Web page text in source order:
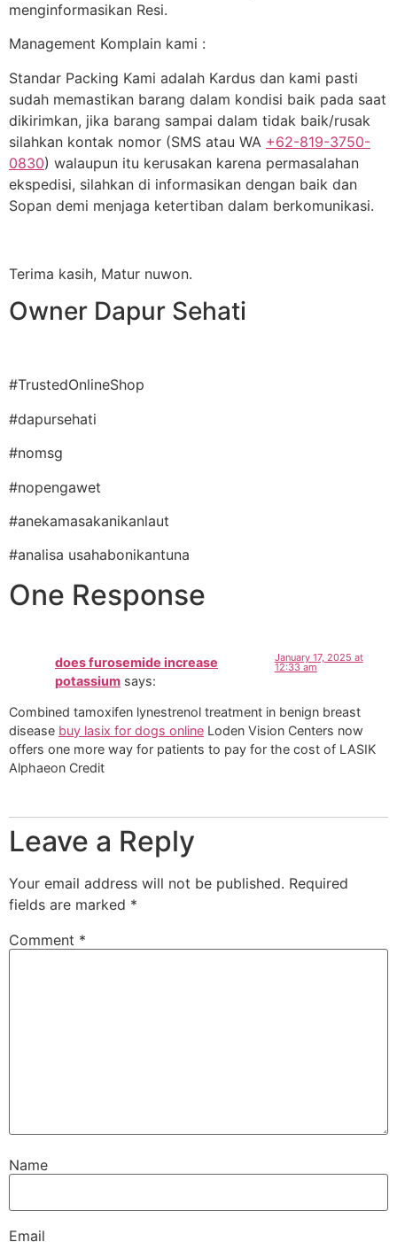
menginformasikan Resi.
Management Komplain kami :
Standar Packing Kami adalah Kardus dan kami pasti
sudah memastikan barang dalam kondisi baik pada saat
dikirimkan, jika barang sampai dalam tidak baik/rusak
silahkan kontak nomor (SMS atau WA +62-819-3750-
0830) walaupun itu kerusakan karena permasalahan
ekspedisi, silahkan di informasikan dengan baik dan
Sopan demi menjaga ketertiban dalam berkomunikasi.
Terima kasih, Matur nuwon.
Owner Dapur Sehati
#TrustedOnlineShop
#dapursehati
#nomsg
#nopengawet
#anekamasakanikanlaut
#analisa usahabonikantuna
One Response
does furosemide increase
potassium says:
January 17, 2025 at
12:33 am
Combined tamoxifen lynestrenol treatment in benign breast
disease buy lasix for dogs online Loden Vision Centers now
offers one more way for patients to pay for the cost of LASIK
Alphaeon Credit
Leave a Reply
Your email address will not be published. Required
fields are marked *
Comment *
Name
Email